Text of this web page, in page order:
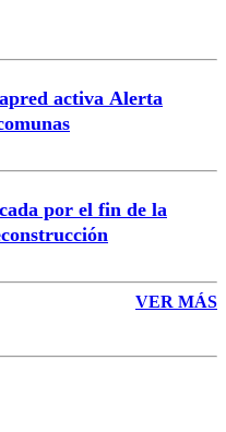
activa Alerta
por el fin de la
VER MÁS